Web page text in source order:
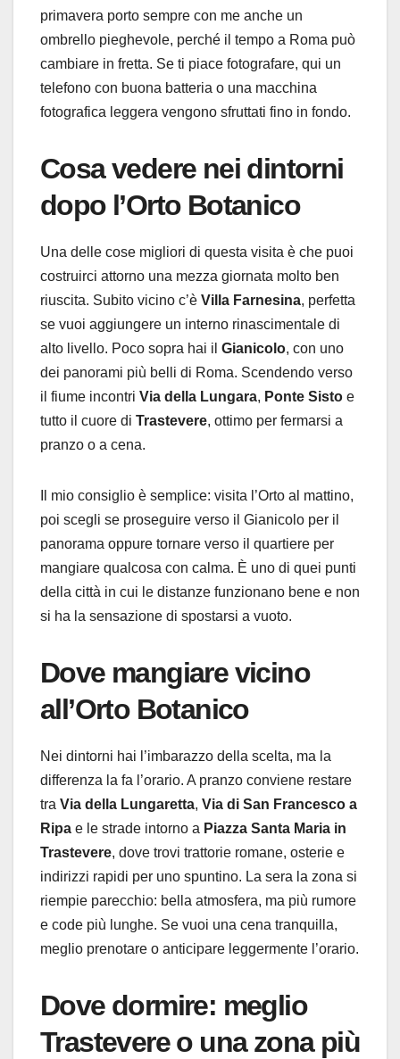
primavera porto sempre con me anche un
ombrello pieghevole, perché il tempo a Roma può
cambiare in fretta. Se ti piace fotografare, qui un
telefono con buona batteria o una macchina
fotografica leggera vengono sfruttati fino in fondo.
Cosa vedere nei dintorni
dopo l’Orto Botanico
Una delle cose migliori di questa visita è che puoi
costruirci attorno una mezza giornata molto ben
riuscita. Subito vicino c’è Villa Farnesina, perfetta
se vuoi aggiungere un interno rinascimentale di
alto livello. Poco sopra hai il Gianicolo, con uno
dei panorami più belli di Roma. Scendendo verso
il fiume incontri Via della Lungara, Ponte Sisto e
tutto il cuore di Trastevere, ottimo per fermarsi a
pranzo o a cena.
Il mio consiglio è semplice: visita l’Orto al mattino,
poi scegli se proseguire verso il Gianicolo per il
panorama oppure tornare verso il quartiere per
mangiare qualcosa con calma. È uno di quei punti
della città in cui le distanze funzionano bene e non
si ha la sensazione di spostarsi a vuoto.
Dove mangiare vicino
all’Orto Botanico
Nei dintorni hai l’imbarazzo della scelta, ma la
differenza la fa l’orario. A pranzo conviene restare
tra Via della Lungaretta, Via di San Francesco a
Ripa e le strade intorno a Piazza Santa Maria in
Trastevere, dove trovi trattorie romane, osterie e
indirizzi rapidi per uno spuntino. La sera la zona si
riempie parecchio: bella atmosfera, ma più rumore
e code più lunghe. Se vuoi una cena tranquilla,
meglio prenotare o anticipare leggermente l’orario.
Dove dormire: meglio
Trastevere o una zona più